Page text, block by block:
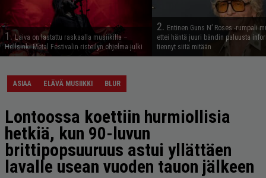
1. Laiva on lastattu raskaalla musiikilla –
Hellsinki Metal Festivalin risteilyn ohjelma julki
2. Entinen Guns N’ Roses -rumpali
ettei häntä juuri bändin paluusta
tiennyt siitä mitään
ASIAA ELÄVÄ MUSIIKKI BLUR
Lontoossa koettiin hurmiollisia
hetkiä, kun 90-luvun
brittipopsuuruus astui yllättäen
lavalle usean vuoden tauon jälkeen